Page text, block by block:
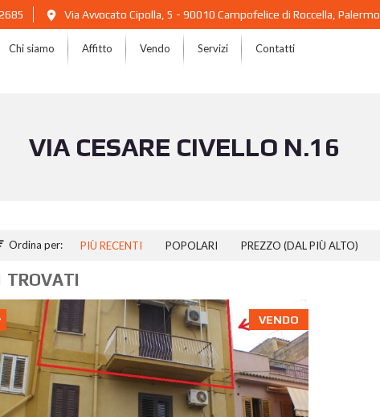
Via Avvocato Cipolla, 5 - 90010 Campofelice di Roccella, Palermo
Chi siamo Affitto Vendo Servizi Contatti
VIA CESARE CIVELLO N.16
Ordina per: PIÙ RECENTI POPOLARI PREZZO (DAL PIÙ ALTO)
TROVATI
VENDO